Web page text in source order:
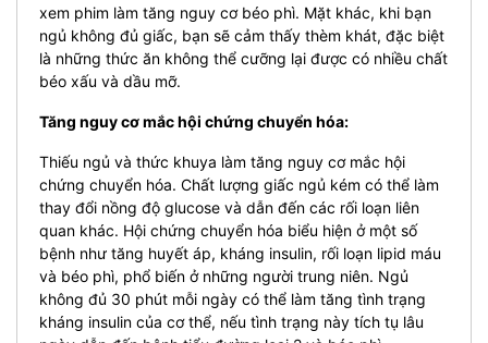
xem phim làm tăng nguy cơ béo phì. Mặt khác, khi bạn
ngủ không đủ giấc, bạn sẽ cảm thấy thèm khát, đặc biệt
là những thức ăn không thể cưỡng lại được có nhiều chất
béo xấu và dầu mỡ.
Tăng nguy cơ mắc hội chứng chuyển hóa:
Thiếu ngủ và thức khuya làm tăng nguy cơ mắc hội
chứng chuyển hóa. Chất lượng giấc ngủ kém có thể làm
thay đổi nồng độ glucose và dẫn đến các rối loạn liên
quan khác. Hội chứng chuyển hóa biểu hiện ở một số
bệnh như tăng huyết áp, kháng insulin, rối loạn lipid máu
và béo phì, phổ biến ở những người trung niên. Ngủ
không đủ 30 phút mỗi ngày có thể làm tăng tình trạng
kháng insulin của cơ thể, nếu tình trạng này tích tụ lâu